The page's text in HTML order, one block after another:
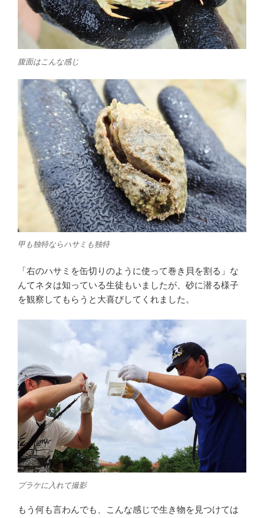
腹面はこんな感じ
甲も独特ならハサミも独特
「右のハサミを缶切りのように使って巻き貝を割る」な
んてネタは知っている生徒もいましたが、砂に潜る様子
を観察してもらうと大喜びしてくれました。
プラケに入れて撮影
もう何も言わんでも、こんな感じで生き物を見つけては